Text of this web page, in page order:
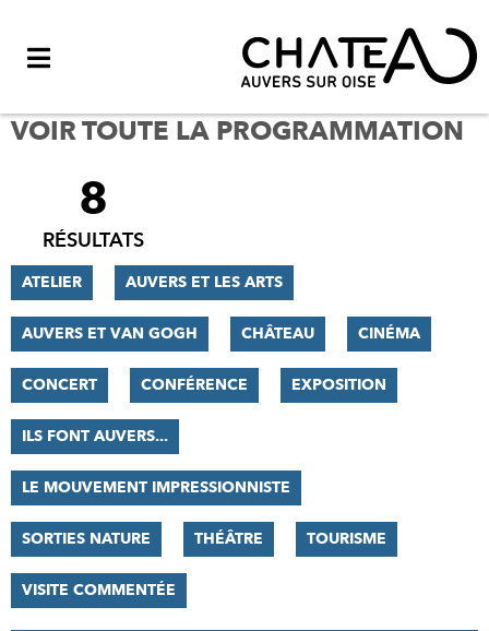
VOIR TOUTE LA PROGRAMMATION
FILTRER
RÉSULTATS
8
RÉSULTATS
ATELIER AUVERS ET LES ARTS
AUVERS ET VAN GOGH CHÂTEAU CINÉMA
CONCERT CONFÉRENCE EXPOSITION
ILS FONT AUVERS...
LE MOUVEMENT IMPRESSIONNISTE
SORTIES NATURE THÉÂTRE TOURISME
VISITE COMMENTÉE